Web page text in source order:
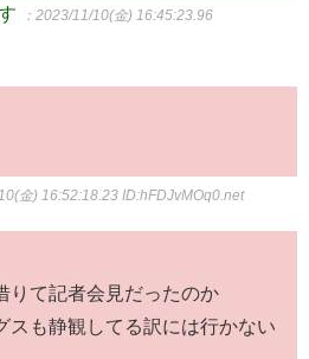
：2023/11/10(金) 16:45:23.96
金) 16:52:18.23 ID:hFDJvMOq0.net
りて記者会見だったのか
スも静観してる訳には行かない